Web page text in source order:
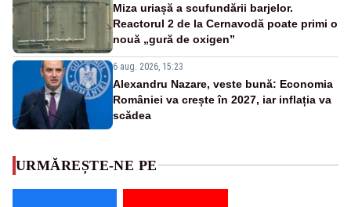
Miza uriașă a scufundării barjelor.
Reactorul 2 de la Cernavodă poate primi o
nouă „gură de oxigen”
6 aug. 2026, 15:23
Alexandru Nazare, veste bună: Economia
României va crește în 2027, iar inflația va
scădea
URMĂREȘTE-NE PE